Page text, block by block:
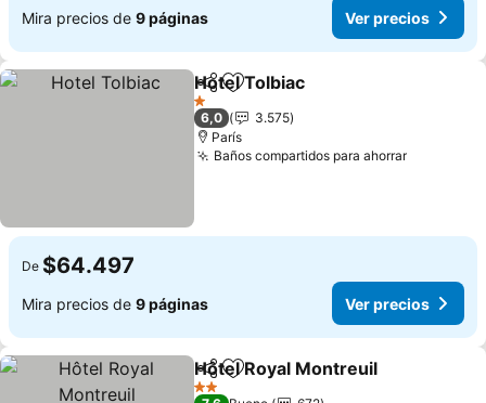
Mira precios de 9 páginas Ver precios
CompartirAgregar a favoritos
Hotel Tolbiac
1 Estrellas
6,0
3.575
París
Baños compartidos para ahorrar
De $64.497
Mira precios de 9 páginas Ver precios
CompartirAgregar a favoritos
Hôtel Royal Montreuil
2 Estrellas